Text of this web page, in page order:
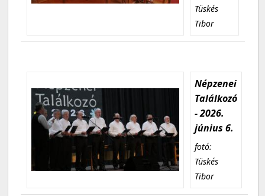
Tüskés
Tibor
Népzenei
Találkozó
- 2026.
június 6.
fotó:
Tüskés
Tibor